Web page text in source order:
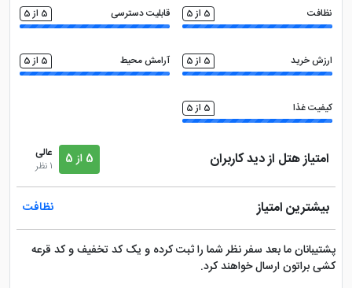
نظافت 5 از 5 قابلیت دسترسی 5 از 5
ارزش خرید 5 از 5 آرامش محیط 5 از 5
کیفیت غذا 5 از 5
امتیاز هتل از دید کاربران 5 از 5
عالی
1 نظر
بیشترین امتیاز نظافت
پشتیبانان ما بعد سفر نظر شما را ثبت کرده و یک کد تخفیف و کد قرعه
کشی براتون ارسال خواهند کرد.